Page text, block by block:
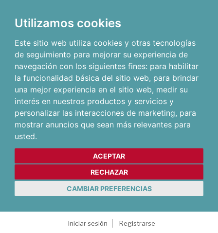
Utilizamos cookies
Este sitio web utiliza cookies y otras tecnologías
de seguimiento para mejorar su experiencia de
navegación con los siguientes fines: para habilitar
la funcionalidad básica del sitio web, para brindar
una mejor experiencia en el sitio web, medir su
interés en nuestros productos y servicios y
personalizar las interacciones de marketing, para
mostrar anuncios que sean más relevantes para
usted.
ACEPTAR
RECHAZAR
CAMBIAR PREFERENCIAS
Iniciar sesión
Registrarse